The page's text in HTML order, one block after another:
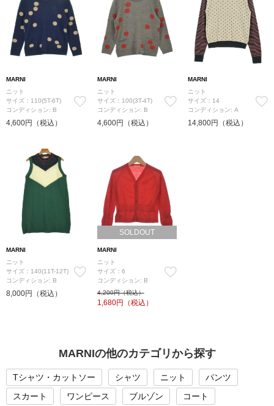
MARNI
ニット
サイズ：110(5T-6T)
コンディション: B
4,600円（税込）
MARNI
ニット
サイズ：100(3T-4T)
コンディション: B
4,600円（税込）
MARNI
ニット
サイズ：14
コンディション: A
14,800円（税込）
MARNI
ニット
サイズ：140(11T-12T)
コンディション: B
8,000円（税込）
SOLDOUT
MARNI
ニット
サイズ：6
コンディション: B
4,200円（税込）
1,680円（税込）
MARNIの他のカテゴリから探す
Tシャツ・カットソー シャツ ニット
パンツ
スカート
ワンピース ブルゾン
コート